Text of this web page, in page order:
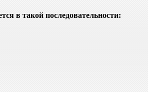
в такой последовательности: